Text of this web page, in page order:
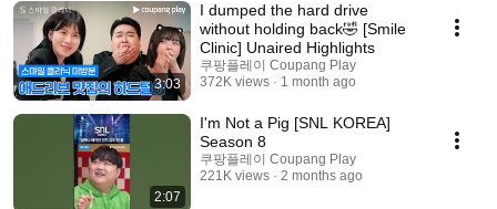
3:03
I dumped the hard drive
without holding back🤣 [Smile
Clinic] Unaired Highlights
쿠팡플레이 Coupang Play
372K views
1 month ago
2:07
I'm Not a Pig [SNL KOREA]
Season 8
쿠팡플레이 Coupang Play
221K views
2 months ago